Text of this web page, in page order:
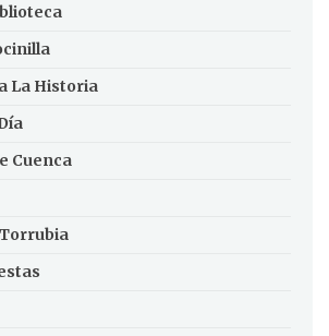
La Historia
Cuenca